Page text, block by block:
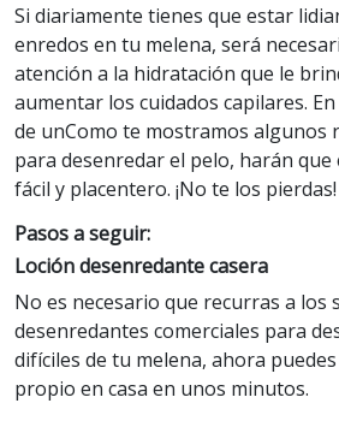
Si diariamente tienes que estar
enredos en tu melena, será
atención a la hidratación que le
aumentar los cuidados capilares.
de unComo te mostramos algunos
para desenredar el pelo, harán que
fácil y placentero. ¡No te los pierdas!
Pasos a seguir:
Loción desenredante casera
No es necesario que recurras a los
desenredantes comerciales para
difíciles de tu melena, ahora
propio en casa en unos minutos.